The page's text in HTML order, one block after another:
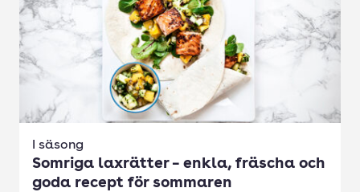
I säsong
Somriga laxrätter – enkla, fräscha och
goda recept för sommaren